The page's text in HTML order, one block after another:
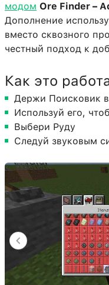
модом Ore Finder –
Дополнение
вместо сквозного
честный подход к
Как это
Держи Поисковик
Используй его,
Выбери Руду
Следуй звуковым